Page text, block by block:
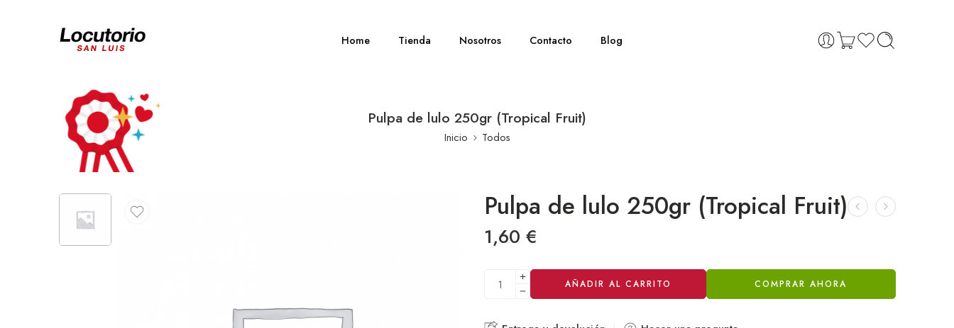
Home Tienda Nosotros Contacto Blog
Pulpa de lulo 250gr (Tropical Fruit)
Inicio Todos
Pulpa de lulo 250gr (Tropical Fruit)
1,60 €
AÑADIR AL CARRITO COMPRAR AHORA
Alternative: